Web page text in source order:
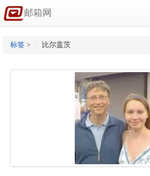
邮箱网
标签 > 比尔盖茨